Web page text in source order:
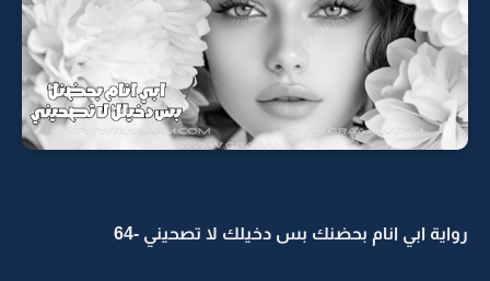
رواية ابي انام بحضنك بس دخيلك لا تصحيني -64